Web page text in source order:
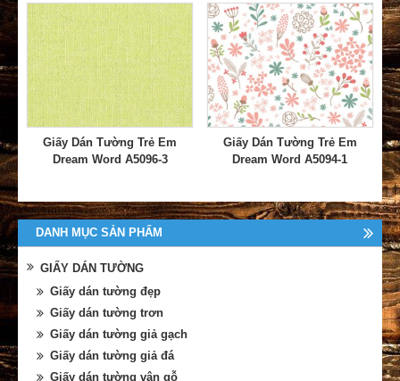
Giấy Dán Tường Trẻ Em
Dream Word A5096-3
Giấy Dán Tường Trẻ Em
Dream Word A5094-1
DANH MỤC SẢN PHẨM
GIẤY DÁN TƯỜNG
Giấy dán tường đẹp
Giấy dán tường trơn
Giấy dán tường giả gạch
Giấy dán tường giả đá
Giấy dán tường vân gỗ